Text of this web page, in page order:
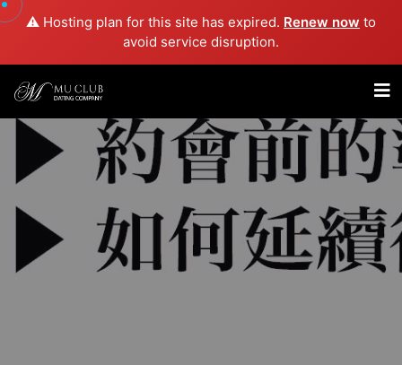
⚠️ Hosting plan for this site has expired. Renew now to
avoid service disruption.